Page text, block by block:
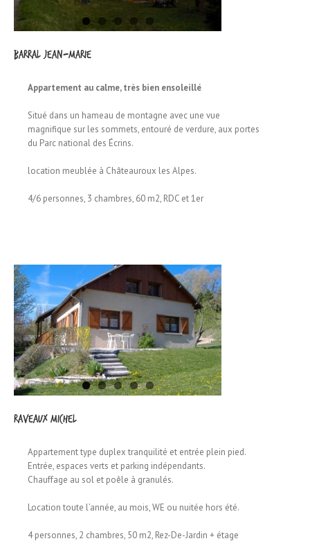
BARRAL Jean-Marie
Appartement au calme, très bien ensoleillé
Situé dans un hameau de montagne avec une vue
magnifique sur les sommets, entouré de verdure, aux portes
du Parc national des Écrins.
location meublée à Châteauroux les Alpes.
4/6 personnes, 3 chambres, 60 m2, RDC et 1er
RAVEAUX Michel
Appartement type duplex tranquilité et entrée plein pied.
Entrée, espaces verts et parking indépendants.
Chauffage au sol et poêle à granulés.
Location toute l’année, au mois, WE ou nuitée hors été.
4 personnes, 2 chambres, 50 m2, Rez-De-Jardin + étage